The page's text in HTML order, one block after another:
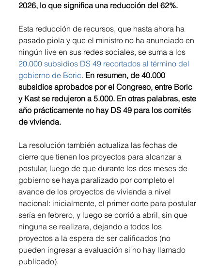
2026, lo que significa una reducción del 62%.
Esta reducción de recursos, que hasta ahora ha
pasado piola y que el ministro no ha anunciado en
ningún live en sus redes sociales, se suma a los
20.000 subsidios DS 49 recortados al término del
gobierno de Boric. En resumen, de 40.000
subsidios aprobados por el Congreso, entre Boric
y Kast se redujeron a 5.000. En otras palabras, este
año prácticamente no hay DS 49 para los comités
de vivienda.
La resolución también actualiza las fechas de
cierre que tienen los proyectos para alcanzar a
postular, luego de que durante los dos meses de
gobierno se haya paralizado por completo el
avance de los proyectos de vivienda a nivel
nacional: inicialmente, el primer corte para postular
sería en febrero, y luego se corrió a abril, sin que
ninguna se realizara, dejando a todos los
proyectos a la espera de ser calificados (no
pueden ingresar a evaluación si no hay llamado
publicado).